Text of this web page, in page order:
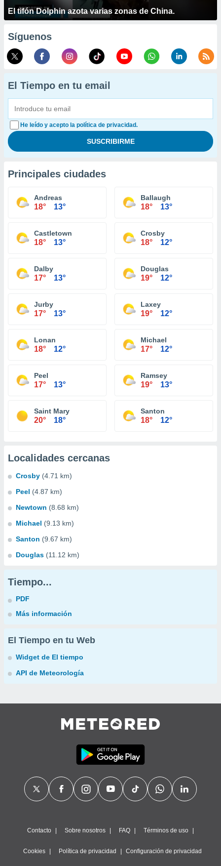
El tifón Dolphin azota varias zonas de China.
Síguenos
El Tiempo en tu email
He leído y acepto la política de privacidad.
Principales ciudades
Andreas
18° 13°
Ballaugh
18° 13°
Castletown
18° 13°
Crosby
18° 12°
Dalby
17° 13°
Douglas
19° 12°
Jurby
17° 13°
Laxey
19° 12°
Lonan
18° 12°
Michael
17° 12°
Peel
17° 13°
Ramsey
19° 13°
Saint Mary
20° 18°
Santon
18° 12°
Localidades cercanas
Crosby (4.71 km)
Peel (4.87 km)
Newtown (8.68 km)
Michael (9.13 km)
Santon (9.67 km)
Douglas (11.12 km)
Tiempo...
PDF
Más información
El Tiempo en tu Web
Widget de El tiempo
API de Meteorología
Contacto Sobre nosotros FAQ Términos de uso
Cookies Política de privacidad Configuración de privacidad